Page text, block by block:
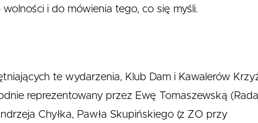
i do mówienia tego, co się myśli.
te wydarzenia, Klub Dam i Kawalerów
reprezentowany przez Ewę Tomaszewską (Rada
Chyłka, Pawła Skupińskiego (z ZO przy